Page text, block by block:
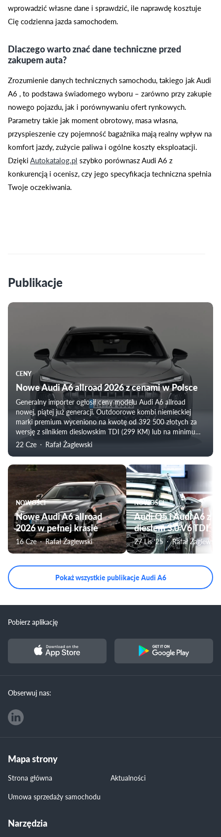
wprowadzić własne dane i sprawdzić, ile naprawdę kosztuje
Cię codzienna jazda samochodem.
Dlaczego warto znać dane techniczne przed
zakupem auta?
Zrozumienie danych technicznych samochodu, takiego jak Audi
A6 , to podstawa świadomego wyboru – zarówno przy zakupie
nowego pojazdu, jak i porównywaniu ofert rynkowych.
Parametry takie jak moment obrotowy, masa własna,
przyspieszenie czy pojemność bagażnika mają realny wpływ na
komfort jazdy, zużycie paliwa i ogólne koszty eksploatacji.
DziękiAutokatalog.pl szybko porównasz Audi A6 z
konkurencją i ocenisz, czy jego specyfikacja techniczna spełnia
Twoje oczekiwania.
Publikacje
CENY
Nowe Audi A6 allroad 2026 z cenami w Polsce
Generalny importer ogłosił ceny modelu Audi A6 allroad
nowej, piątej już generacji. Outdoorowe kombi niemieckiej
marki premium wyceniono na kwotę od 392 500 złotych za
wersję z silnikiem dieslowskim TDI (299 KM) lub na minimum
386 400, gdy klient wybierze odmianę z hybrydą Plug-in (367
22 Cze Rafał Żaglewski
NOWOŚCI
Nowe Audi A6 allroad
2026 w pełnej krasie
16 Cze Rafał Żaglewski
NOWOŚCI
Audi Q5 i Audi A6 z
dieslem 3.0 V6 TDI
27 Lis ‘25 Rafał Żaglewski
Pokaż wszystkie publikacje Audi A6
Pobierz aplikację
Obserwuj nas:
Mapa strony
Strona główna
Aktualności
Umowa sprzedaży samochodu
Narzędzia